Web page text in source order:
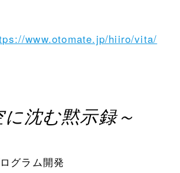
www.otomate.jp/hiiro/vita/
沈む黙示録～
グラム開発